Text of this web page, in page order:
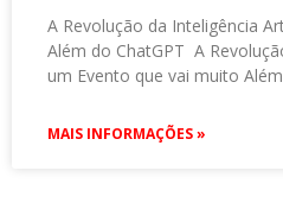
A Revolução da Inteligência
Além do ChatGPT A
um Evento que vai muito
MAIS INFORMAÇÕES »